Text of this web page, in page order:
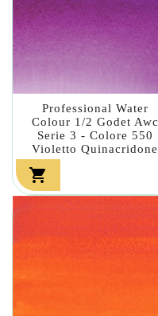
Professional Water
Colour 1/2 Godet Awc
Serie 3 - Colore 550
Violetto Quinacridone
